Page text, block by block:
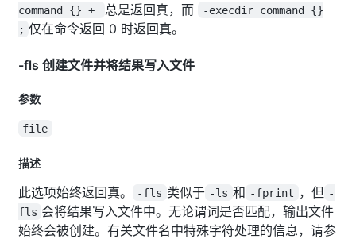
command {} +
总是返回真，而
-execdir command {}
; 仅在命令返回 0 时返回真。
-fls 创建文件并将结果写入文件
参数
file
描述
此选项始终返回真。 -fls 类似于 -ls 和 -fprint ，但 -
fls 会将结果写入文件中。无论谓词是否匹配，输出文件
始终会被创建。有关文件名中特殊字符处理的信息，请参